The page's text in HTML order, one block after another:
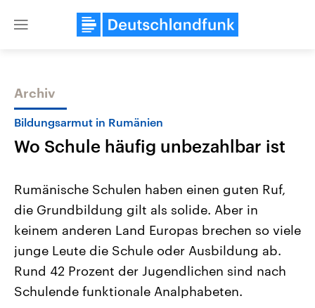
Close
Themen
Landtagswahl Sachsen-Anhalt
2026
Alle Informationen
Sachsen-Anhalt wählt am 6.
September 2026 einen neuen
USA
Aktuelle Beiträge,
Hintergründe
Wirtschaftlich und
gehören die Vereinigten
Archiv
Bildungsarmut in Rumänien
Wo Schule häufig unbezahlbar ist
Rumänische Schulen haben einen guten Ruf,
die Grundbildung gilt als solide. Aber in
keinem anderen Land Europas brechen so viele
junge Leute die Schule oder Ausbildung ab.
Rund 42 Prozent der Jugendlichen sind nach
Schulende funktionale Analphabeten.